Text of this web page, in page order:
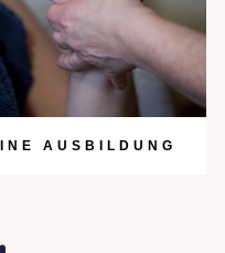
AUSBILDUNG